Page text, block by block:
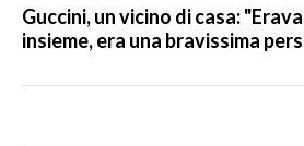
Guccini, un vicino di casa:
insieme, era una bravissima